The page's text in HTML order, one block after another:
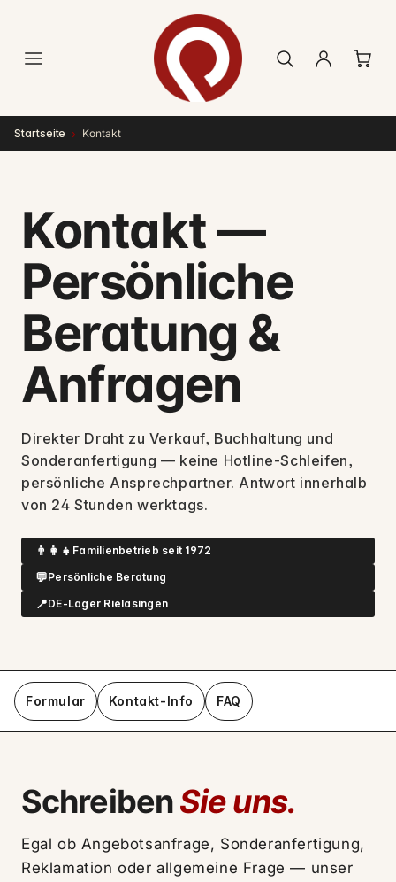
Startseite › Kontakt
Kontakt —
Persönliche
Beratung &
Anfragen
Direkter Draht zu Verkauf, Buchhaltung und
Sonderanfertigung — keine Hotline-Schleifen,
persönliche Ansprechpartner. Antwort innerhalb
von 24 Stunden werktags.
👨‍👩‍👧 Familienbetrieb seit 1972
💬Persönliche Beratung
📍DE-Lager Rielasingen
Formular Kontakt-Info FAQ
SchreibenSie uns.
Egal ob Angebotsanfrage, Sonderanfertigung,
Reklamation oder allgemeine Frage — unser